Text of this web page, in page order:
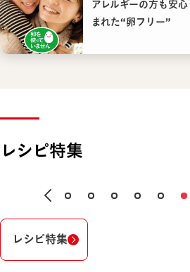
アレルギーの方も安
まれた“卵フリー”
レシピ特集
レシピ特集